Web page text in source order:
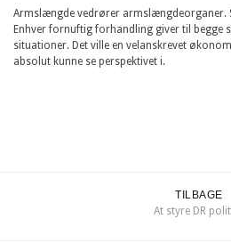
Armslængde vedrører armslængdeorganer.
Enhver fornuftig forhandling giver til begge
situationer. Det ville en velanskrevet
absolut kunne se perspektivet i.
TILBAGE
At styre DR